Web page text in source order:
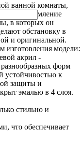
ванной комнаты,
оформление
в которых он
обстановку в
и оригинальной.
изготовления модели:
акрил -
форм
устойчивостью к
защиты и
эмалью в 4 слоя.
стильно и
что обеспечивает